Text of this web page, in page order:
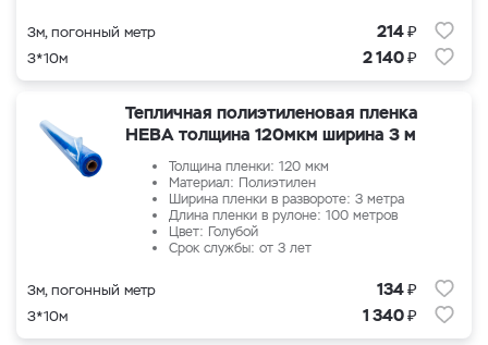
3м, погонный метр 214₽
3*10м 2 140₽
Тепличная полиэтиленовая пленка
НЕВА толщина 120мкм ширина 3 м
Толщина пленки: 120 мкм
Материал: Полиэтилен
Ширина пленки в развороте: 3 метра
Длина пленки в рулоне: 100 метров
Цвет: Голубой
Срок службы: от 3 лет
3м, погонный метр 134₽
3*10м 1 340₽